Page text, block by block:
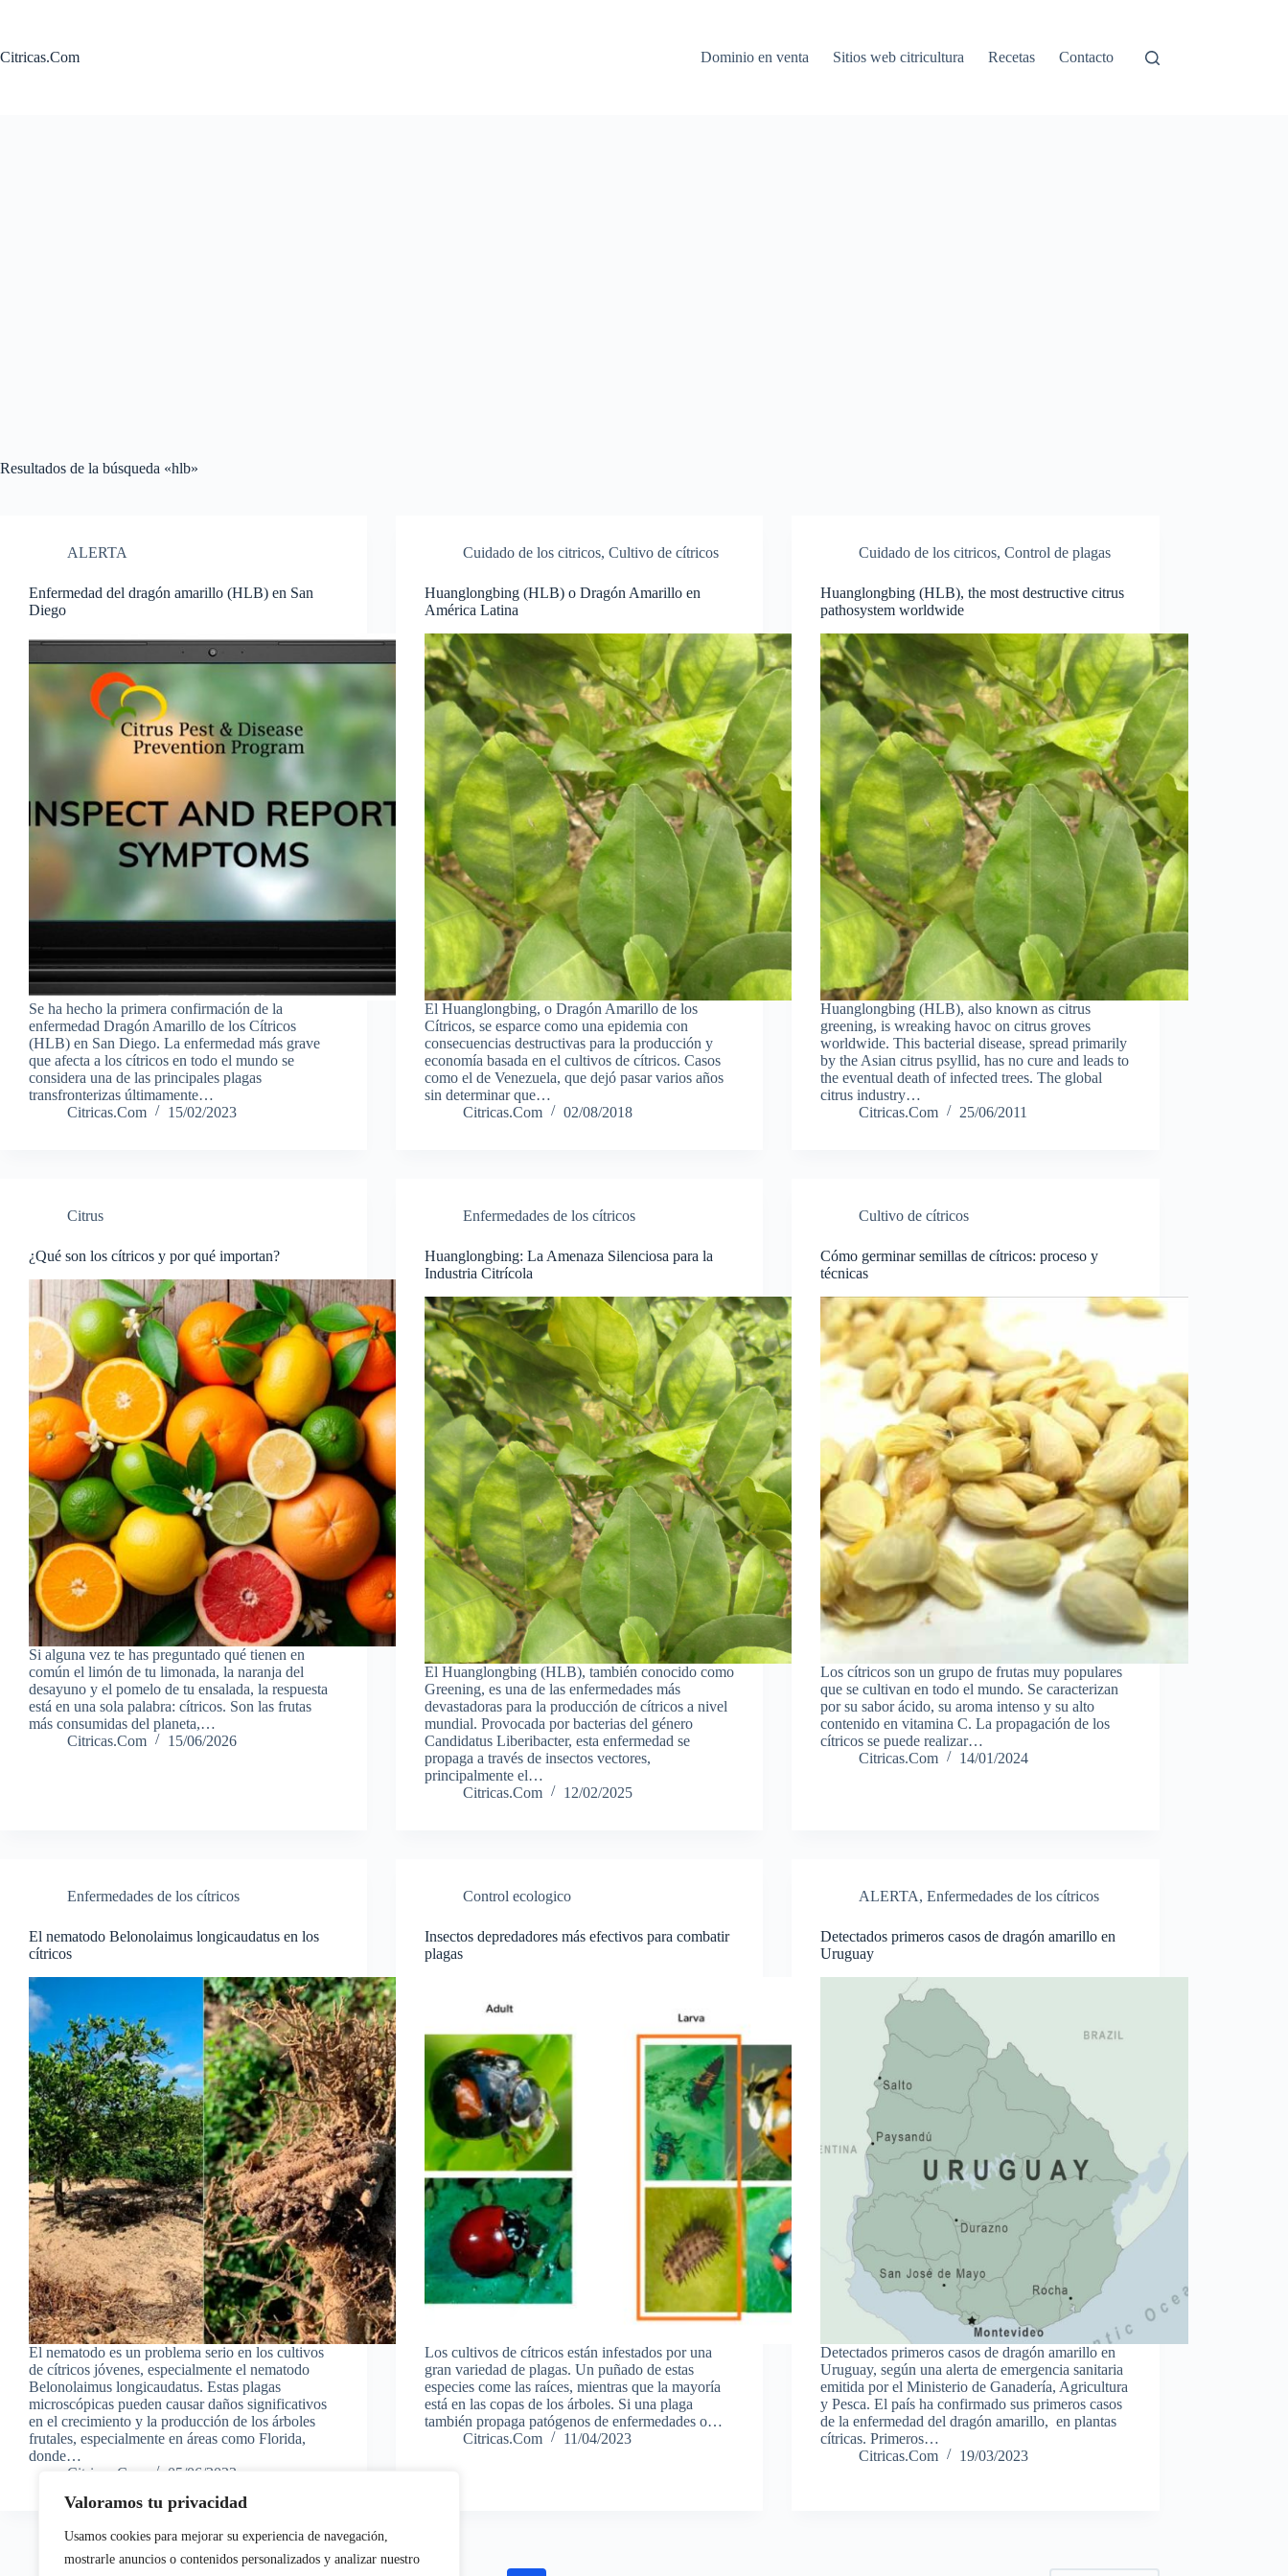
Valoramos tu privacidad
Usamos cookies para mejorar su experiencia de navegación,
mostrarle anuncios o contenidos personalizados y analizar nuestro
Citricas.Com
Dominio en venta Sitios web citricultura Recetas Contacto
Resultados de la búsqueda «hlb»
ALERTA
Enfermedad del dragón amarillo (HLB) en San
Diego
Se ha hecho la primera confirmación de la
enfermedad Dragón Amarillo de los Cítricos
(HLB) en San Diego. La enfermedad más grave
que afecta a los cítricos en todo el mundo se
considera una de las principales plagas
transfronterizas últimamente…
Citricas.Com
15/02/2023
Cuidado de los citricos,Cultivo de cítricos
Huanglongbing (HLB) o Dragón Amarillo en
América Latina
El Huanglongbing, o Dragón Amarillo de los
Cítricos, se esparce como una epidemia con
consecuencias destructivas para la producción y
economía basada en el cultivos de cítricos. Casos
como el de Venezuela, que dejó pasar varios años
sin determinar que…
Citricas.Com
02/08/2018
Cuidado de los citricos,Control de plagas
Huanglongbing (HLB), the most destructive citrus
pathosystem worldwide
Huanglongbing (HLB), also known as citrus
greening, is wreaking havoc on citrus groves
worldwide. This bacterial disease, spread primarily
by the Asian citrus psyllid, has no cure and leads to
the eventual death of infected trees. The global
citrus industry…
Citricas.Com
25/06/2011
Citrus
¿Qué son los cítricos y por qué importan?
Si alguna vez te has preguntado qué tienen en
común el limón de tu limonada, la naranja del
desayuno y el pomelo de tu ensalada, la respuesta
está en una sola palabra: cítricos. Son las frutas
más consumidas del planeta,…
Citricas.Com
15/06/2026
Enfermedades de los cítricos
Huanglongbing: La Amenaza Silenciosa para la
Industria Citrícola
El Huanglongbing (HLB), también conocido como
Greening, es una de las enfermedades más
devastadoras para la producción de cítricos a nivel
mundial. Provocada por bacterias del género
Candidatus Liberibacter, esta enfermedad se
propaga a través de insectos vectores,
principalmente el…
Citricas.Com
12/02/2025
Cultivo de cítricos
Cómo germinar semillas de cítricos: proceso y
técnicas
Los cítricos son un grupo de frutas muy populares
que se cultivan en todo el mundo. Se caracterizan
por su sabor ácido, su aroma intenso y su alto
contenido en vitamina C. La propagación de los
cítricos se puede realizar…
Citricas.Com
14/01/2024
Enfermedades de los cítricos
El nematodo Belonolaimus longicaudatus en los
cítricos
El nematodo es un problema serio en los cultivos
de cítricos jóvenes, especialmente el nematodo
Belonolaimus longicaudatus. Estas plagas
microscópicas pueden causar daños significativos
en el crecimiento y la producción de los árboles
frutales, especialmente en áreas como Florida,
donde…
Citricas.Com
05/06/2023
Control ecologico
Insectos depredadores más efectivos para combatir
plagas
Los cultivos de cítricos están infestados por una
gran variedad de plagas. Un puñado de estas
especies come las raíces, mientras que la mayoría
está en las copas de los árboles. Si una plaga
también propaga patógenos de enfermedades o…
Citricas.Com
11/04/2023
ALERTA,Enfermedades de los cítricos
Detectados primeros casos de dragón amarillo en
Uruguay
Detectados primeros casos de dragón amarillo en
Uruguay, según una alerta de emergencia sanitaria
emitida por el Ministerio de Ganadería, Agricultura
y Pesca. El país ha confirmado sus primeros casos
de la enfermedad del dragón amarillo, en plantas
cítricas. Primeros…
Citricas.Com
19/03/2023